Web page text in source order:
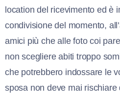
location del ricevimento ed è
condivisione del momento,
amici più che alle foto coi
non scegliere abiti troppo
che potrebbero indossare le
sposa non deve mai